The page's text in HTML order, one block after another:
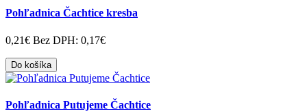
Pohľadnica Čachtice kresba
0,21€ Bez DPH: 0,17€
Do košíka
Pohľadnica Putujeme Čachtice